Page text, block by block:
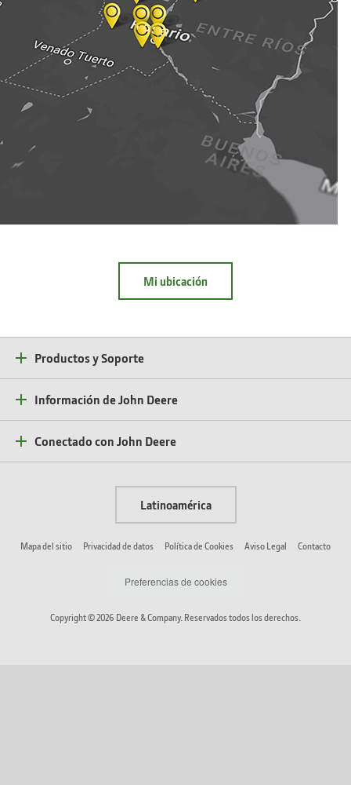
Mi ubicación
Productos y Soporte
Información de John Deere
Conectado con John Deere
Latinoamérica
Mapa del sitio Privacidad de datos Política de Cookies Aviso Legal Contacto
Preferencias de cookies
Copyright © 2026 Deere & Company. Reservados todos los derechos.